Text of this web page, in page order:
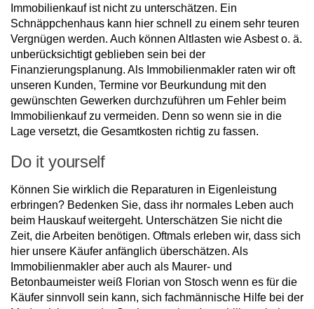
Immobilienkauf ist nicht zu unterschätzen. Ein
Schnäppchenhaus kann hier schnell zu einem sehr teuren
Vergnügen werden. Auch können Altlasten wie Asbest o. ä.
unberücksichtigt geblieben sein bei der
Finanzierungsplanung. Als Immobilienmakler raten wir oft
unseren Kunden, Termine vor Beurkundung mit den
gewünschten Gewerken durchzuführen um Fehler beim
Immobilienkauf zu vermeiden. Denn so wenn sie in die
Lage versetzt, die Gesamtkosten richtig zu fassen.
Do it yourself
Können Sie wirklich die Reparaturen in Eigenleistung
erbringen? Bedenken Sie, dass ihr normales Leben auch
beim Hauskauf weitergeht. Unterschätzen Sie nicht die
Zeit, die Arbeiten benötigen. Oftmals erleben wir, dass sich
hier unsere Käufer anfänglich überschätzen. Als
Immobilienmakler aber auch als Maurer- und
Betonbaumeister weiß Florian von Stosch wenn es für die
Käufer sinnvoll sein kann, sich fachmännische Hilfe bei der